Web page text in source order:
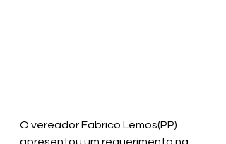
O vereador Fabrico Lemos(PP)